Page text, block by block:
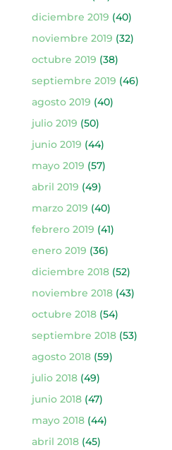
diciembre 2019 (40)
noviembre 2019 (32)
octubre 2019 (38)
septiembre 2019 (46)
agosto 2019 (40)
julio 2019 (50)
junio 2019 (44)
mayo 2019 (57)
abril 2019 (49)
marzo 2019 (40)
febrero 2019 (41)
enero 2019 (36)
diciembre 2018(52)
noviembre 2018(43)
octubre 2018(54)
septiembre 2018(53)
agosto 2018(59)
julio 2018(49)
junio 2018(47)
mayo 2018(44)
abril 2018(45)